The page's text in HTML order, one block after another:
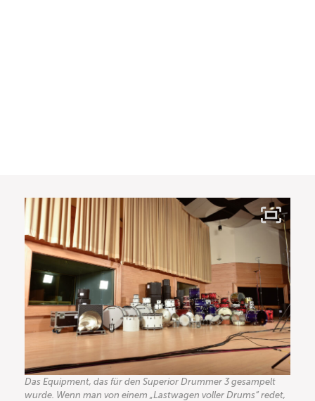
Das Equipment, das für den Superior Drummer 3 gesampelt
wurde. Wenn man von einem „Lastwagen voller Drums“ redet,